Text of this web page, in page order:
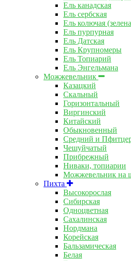
Ель канадская
Ель сербская
Ель колючая
Ель пурпурная
Ель Датская
Ель Крупномеры
Ель Топиарий
Ель Энгельмана
Можжевельник
Казацкий
Скальный
Горизонтальный
Виргинский
Китайский
Обыкновенный
Средний и
Чешуйчатый
Прибрежный
Ниваки, топиарии
Можжевельник на
Пихта
Высокорослая
Сибирская
Одноцветная
Сахалинская
Нордмана
Корейская
Бальзамическая
Белая